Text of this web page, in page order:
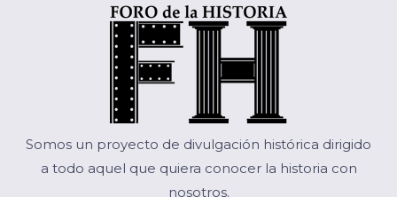
Somos un proyecto de divulgación histórica dirigido
a todo aquel que quiera conocer la historia con
nosotros.